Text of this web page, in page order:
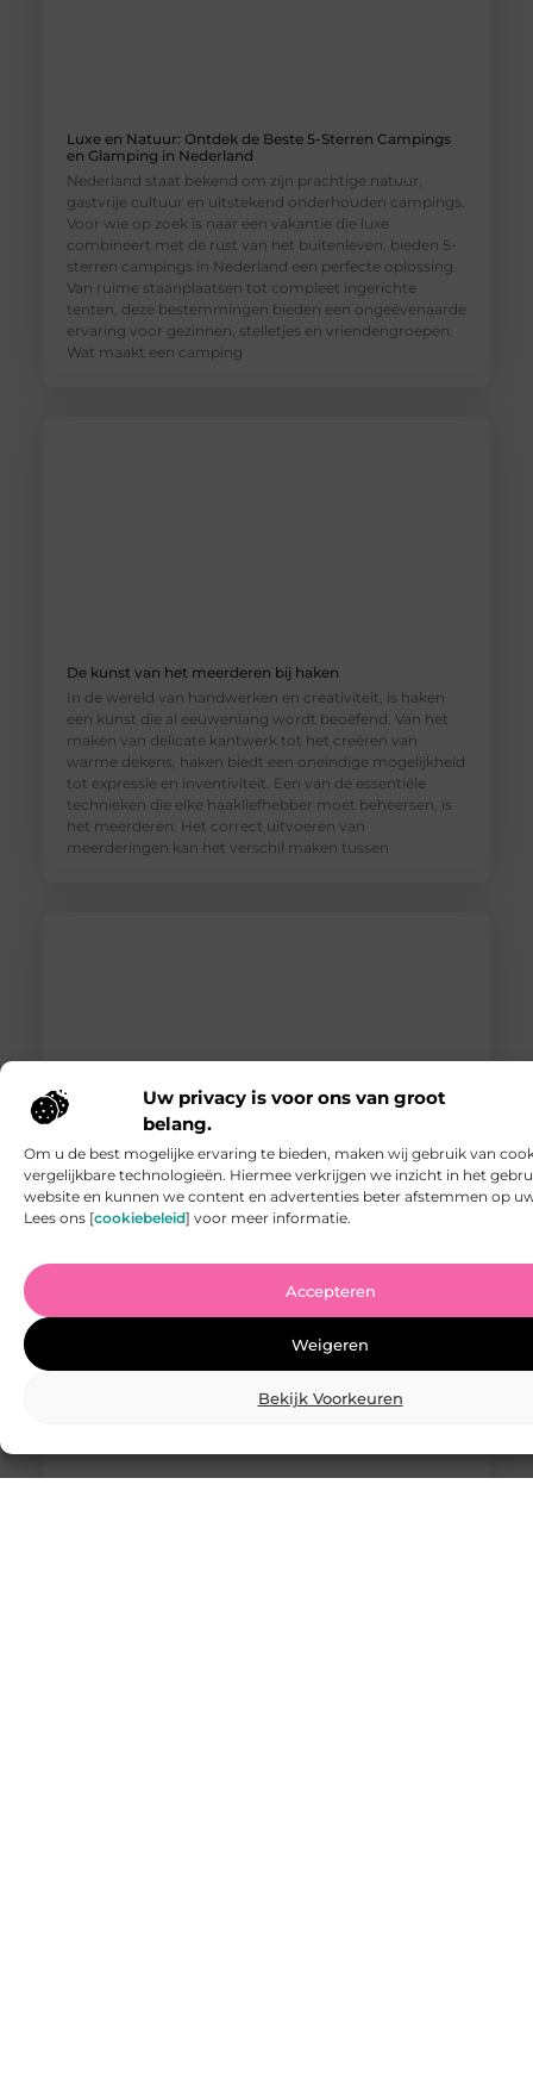
Uw privacy is voor ons van groot
belang.
Om u de best mogelijke ervaring te bieden, maken wij gebruik van
vergelijkbare technologieën. Hiermee verkrijgen we inzicht in het
website en kunnen we content en advertenties beter afstemmen op
Lees ons [cookiebeleid] voor meer informatie.
Accepteren
Weigeren
Bekijk Voorkeuren
Luxe en Natuur: Ontdek de Beste 5-Sterren Campings
en Glamping in Nederland
Nederland staat bekend om zijn prachtige natuur,
gastvrije cultuur en uitstekend onderhouden campings.
Voor wie op zoek is naar een vakantie die luxe
combineert met de rust van het buitenleven, bieden 5-
sterren campings in Nederland een perfecte oplossing.
Van ruime staanplaatsen tot compleet ingerichte
tenten, deze bestemmingen bieden een ongeëvenaarde
ervaring voor gezinnen, stelletjes en vriendengroepen.
Wat maakt een camping
De kunst van het meerderen bij haken
In de wereld van handwerken en creativiteit, is haken
een kunst die al eeuwenlang wordt beoefend. Van het
maken van delicate kantwerk tot het creëren van
warme dekens, haken biedt een oneindige mogelijkheid
tot expressie en inventiviteit. Een van de essentiële
technieken die elke haakliefhebber moet beheersen, is
het meerderen. Het correct uitvoeren van
meerderingen kan het verschil maken tussen
Ontdek de Magie van Kinderopvang in 's
Hertogenbosch voor Elk Kind
Ontdek de Geschiedenis en Missie van Kinderopvang ’s
Hertogenbosch Welkom bij Kinderopvang ’s
prachtige start te geven. Onze kinderopvang heeft een
rijke geschiedenis van betrokkenheid bij de lokale
gemeenschap en het bieden van hoogwaardige
kinderzorg. Sinds onze oprichting hebben we ons